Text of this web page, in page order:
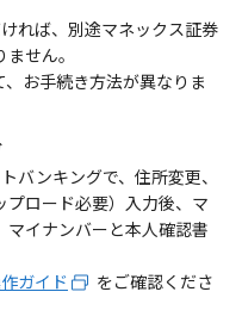
れば、別途マネックス証券
せん。
お手続き方法が異なりま
バンキングで、住所変更、
ロード必要）入力後、マ
マイナンバーと本人確認書
ガイド
をご確認くださ